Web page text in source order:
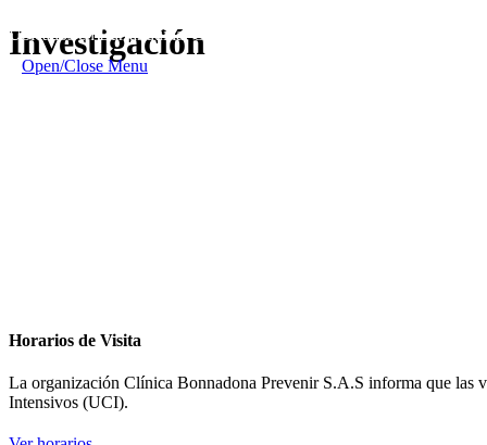
Ubicados en Barranquilla, Colombia
Open/Close Menu
Investigación
Horarios de Visita
La organización Clínica Bonnadona Prevenir S.A.S informa que las
Intensivos (UCI).